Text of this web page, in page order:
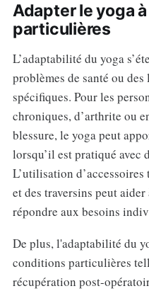
Adapter le yoga
particulières
L’adaptabilité du yoga
problèmes de santé ou
spécifiques. Pour les
chroniques, d’arthrite ou
blessure, le yoga peut
lorsqu’il est pratiqué avec
L’utilisation d’accessoires
et des traversins peut
répondre aux besoins
De plus, l'adaptabilité du
conditions particulières
récupération post-